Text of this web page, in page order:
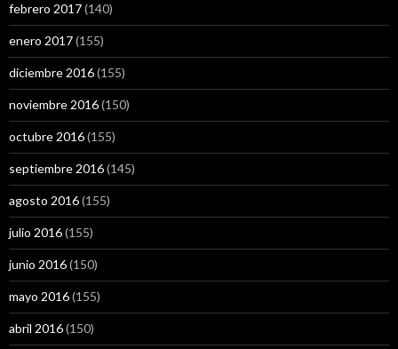
febrero 2017(140)
enero 2017(155)
diciembre 2016(155)
noviembre 2016(150)
octubre 2016(155)
septiembre 2016(145)
agosto 2016(155)
julio 2016(155)
junio 2016(150)
mayo 2016(155)
abril 2016(150)